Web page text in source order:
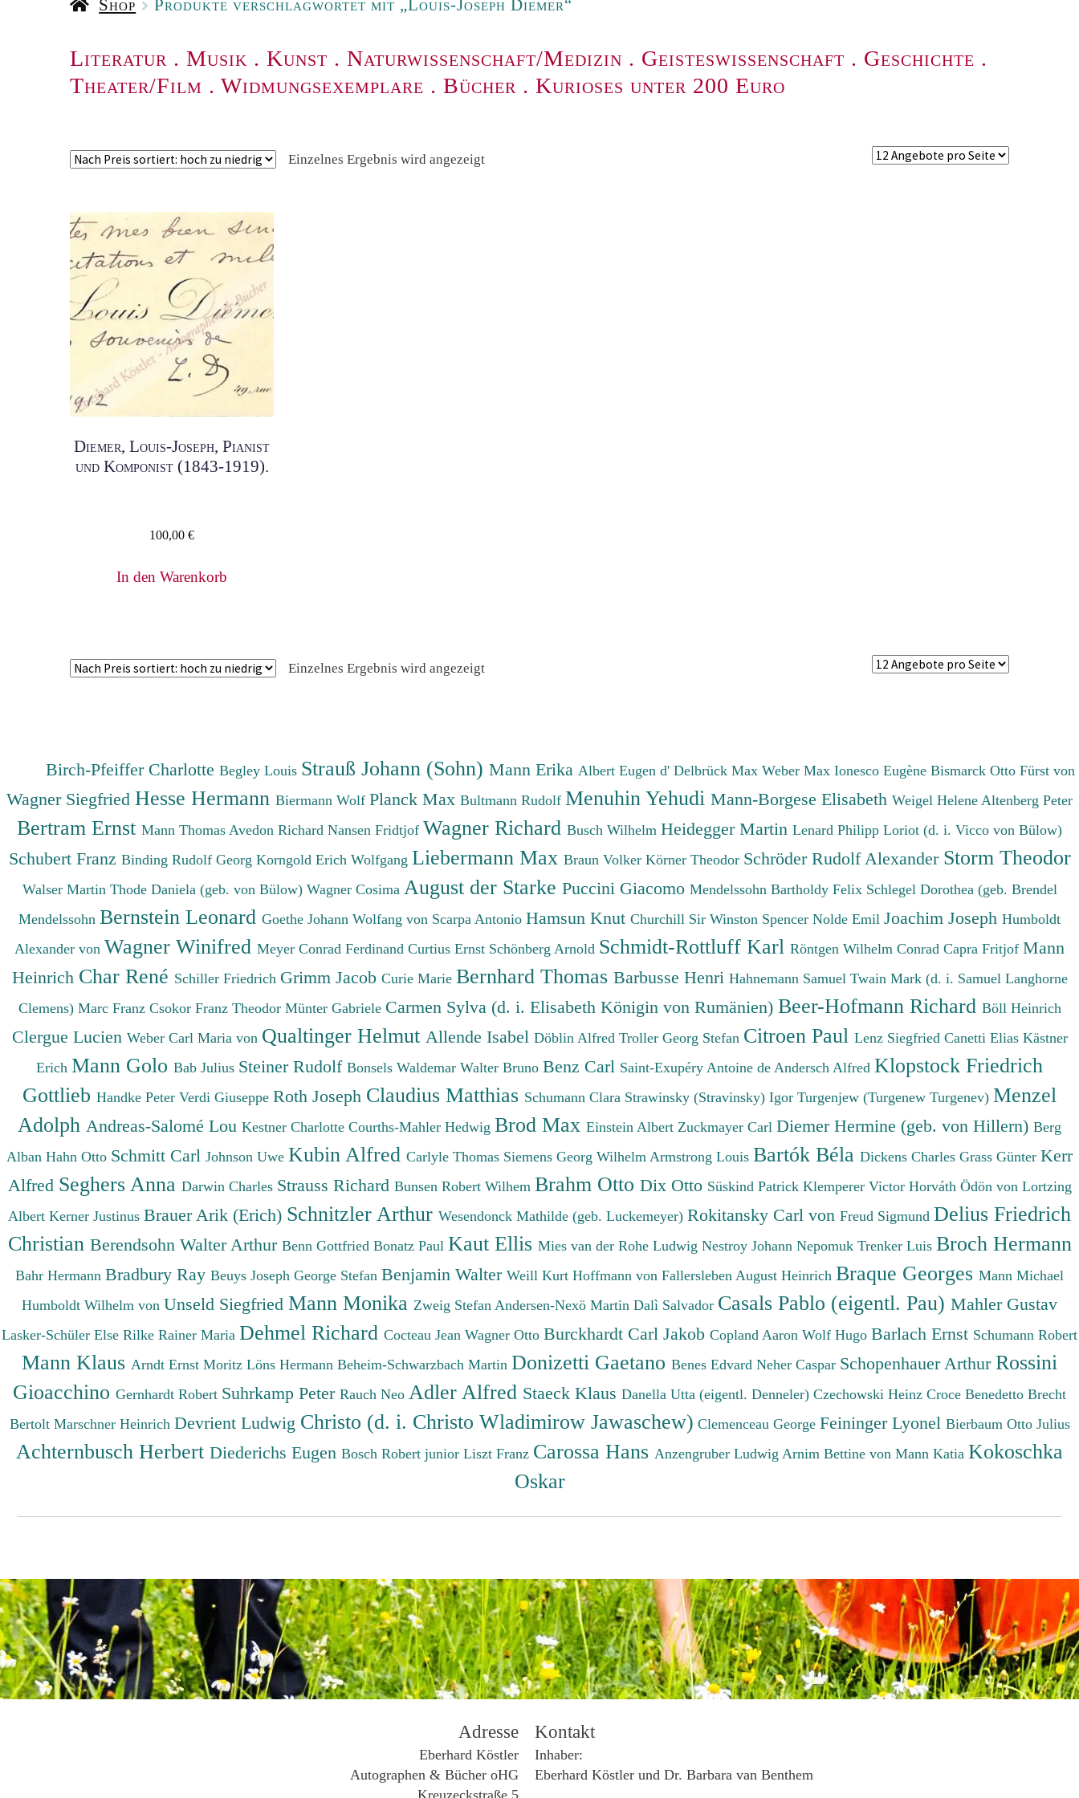
Shop Produkte verschlagwortet mit „Louis-Joseph Diemer“
Literatur . Musik . Kunst . Naturwissenschaft/Medizin . Geisteswissenschaft . Geschichte .
Theater/Film . Widmungsexemplare . Bücher . Kurioses unter 200 Euro
Einzelnes Ergebnis wird angezeigt
Diemer, Louis-Joseph, Pianist
und Komponist (1843-1919).
100,00€
In den Warenkorb
Einzelnes Ergebnis wird angezeigt
Birch-Pfeiffer CharlotteBegley Louis Strauß Johann (Sohn)Mann Erika Albert Eugen d'Delbrück MaxWeber MaxIonesco EugèneBismarck Otto Fürst von
Wagner Siegfried Hesse Hermann Biermann Wolf Planck Max Bultmann Rudolf Menuhin Yehudi Mann-Borgese Elisabeth Weigel Helene Altenberg Peter
Bertram Ernst Mann Thomas Avedon Richard Nansen Fridtjof Wagner Richard Busch Wilhelm Heidegger Martin Lenard Philipp Loriot (d. i. Vicco von Bülow)
Schubert Franz Binding Rudolf Georg Korngold Erich Wolfgang Liebermann Max Braun Volker Körner Theodor Schröder Rudolf Alexander Storm Theodor
Walser Martin Thode Daniela (geb. von Bülow) Wagner Cosima August der Starke Puccini Giacomo Mendelssohn Bartholdy Felix Schlegel Dorothea (geb. Brendel
Mendelssohn Bernstein Leonard Goethe Johann Wolfang von Scarpa Antonio Hamsun Knut Churchill Sir Winston Spencer Nolde Emil Joachim Joseph Humboldt
Alexander von Wagner Winifred Meyer Conrad Ferdinand Curtius Ernst Schönberg Arnold Schmidt-Rottluff Karl Röntgen Wilhelm Conrad Capra Fritjof Mann
Heinrich Char René Schiller Friedrich Grimm Jacob Curie Marie Bernhard Thomas Barbusse Henri Hahnemann Samuel Twain Mark (d. i. Samuel Langhorne
Clemens) Marc Franz Csokor Franz Theodor Münter Gabriele Carmen Sylva (d. i. Elisabeth Königin von Rumänien) Beer-Hofmann Richard Böll Heinrich
Clergue Lucien Weber Carl Maria von Qualtinger Helmut Allende Isabel Döblin Alfred Troller Georg Stefan Citroen Paul Lenz Siegfried Canetti Elias Kästner
Erich Mann Golo Bab Julius Steiner Rudolf Bonsels Waldemar Walter Bruno Benz Carl Saint-Exupéry Antoine de Andersch Alfred Klopstock Friedrich
Gottlieb Handke Peter Verdi Giuseppe Roth Joseph Claudius Matthias Schumann Clara Strawinsky (Stravinsky) Igor Turgenjew (Turgenew Turgenev) Menzel
Adolph Andreas-Salomé Lou Kestner Charlotte Courths-Mahler Hedwig Brod Max Einstein Albert Zuckmayer Carl Diemer Hermine (geb. von Hillern) Berg
Alban Hahn Otto Schmitt Carl Johnson Uwe Kubin Alfred Carlyle Thomas Siemens Georg Wilhelm Armstrong Louis Bartók Béla Dickens Charles Grass Günter Kerr
Alfred Seghers Anna Darwin Charles Strauss Richard Bunsen Robert Wilhem Brahm Otto Dix Otto Süskind Patrick Klemperer Victor Horváth Ödön von Lortzing
Albert Kerner Justinus Brauer Arik (Erich) Schnitzler Arthur Wesendonck Mathilde (geb. Luckemeyer) Rokitansky Carl von Freud Sigmund Delius Friedrich
Christian Berendsohn Walter Arthur Benn Gottfried Bonatz Paul Kaut Ellis Mies van der Rohe Ludwig Nestroy Johann Nepomuk Trenker Luis Broch Hermann
Bahr Hermann Bradbury Ray Beuys Joseph George Stefan Benjamin Walter Weill Kurt Hoffmann von Fallersleben August Heinrich Braque Georges Mann Michael
Humboldt Wilhelm von Unseld Siegfried Mann Monika Zweig Stefan Andersen-Nexö Martin Dalì Salvador Casals Pablo (eigentl. Pau) Mahler Gustav
Lasker-Schüler Else Rilke Rainer Maria Dehmel Richard Cocteau Jean Wagner Otto Burckhardt Carl Jakob Copland Aaron Wolf Hugo Barlach Ernst Schumann Robert
Mann Klaus Arndt Ernst Moritz Löns Hermann Beheim-Schwarzbach Martin Donizetti Gaetano Benes Edvard Neher Caspar Schopenhauer Arthur Rossini
Gioacchino Gernhardt Robert Suhrkamp Peter Rauch Neo Adler Alfred Staeck Klaus Danella Utta (eigentl. Denneler) Czechowski Heinz Croce Benedetto Brecht
Bertolt Marschner Heinrich Devrient Ludwig Christo (d. i. Christo Wladimirow Jawaschew) Clemenceau George Feininger Lyonel Bierbaum Otto Julius
Achternbusch Herbert Diederichs Eugen Bosch Robert junior Liszt Franz Carossa Hans Anzengruber Ludwig Arnim Bettine von Mann Katia Kokoschka
Oskar
Adresse
Eberhard Köstler
Autographen & Bücher oHG
Kontakt
Inhaber:
Eberhard Köstler und Dr. Barbara van Benthem